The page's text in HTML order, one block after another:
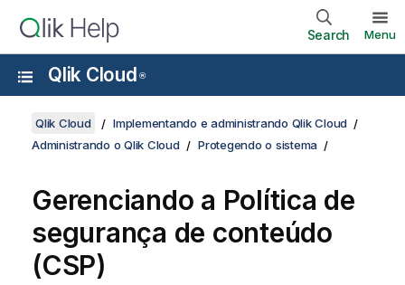
Search Menu
Qlik Cloud ®
Qlik Cloud
Implementando e administrando Qlik Cloud
Administrando o Qlik Cloud
Protegendo o sistema
Gerenciando a Política de
segurança de conteúdo
(CSP)